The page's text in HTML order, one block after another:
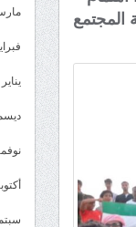
المجتمع
مارس
فبراير
يناير
ديسمبر
نوفمبر
أكتوبر
سبتمبر